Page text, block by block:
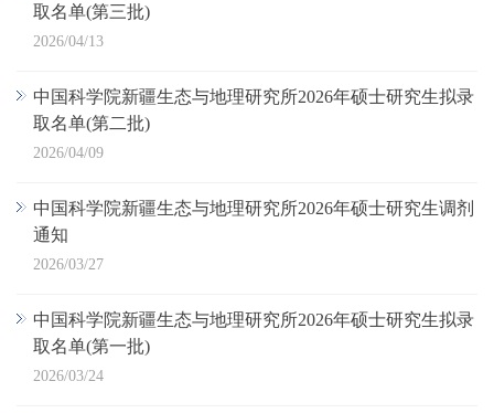
取名单(第三批)
2026/04/13
中国科学院新疆生态与地理研究所2026年硕士研究生拟录
取名单(第二批)
2026/04/09
中国科学院新疆生态与地理研究所2026年硕士研究生调剂
通知
2026/03/27
中国科学院新疆生态与地理研究所2026年硕士研究生拟录
取名单(第一批)
2026/03/24